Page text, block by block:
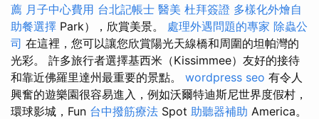
薦 月子中心費用 台北記帳士 醫美 杜拜簽證 多樣化外燴自
助餐選擇 Park），欣賞美景。 處理外遇問題的專家 除蟲公
司 在這裡，您可以讓您欣賞陽光天線橋和周圍的坦帕灣的
光彩。 許多旅行者選擇基西米（Kissimmee）友好的接待
和靠近佛羅里達州最重要的景點。 wordpress seo 有令人
興奮的遊樂園很容易進入，例如沃爾特迪斯尼世界度假村，
環球影城，Fun 台中撥筋療法 Spot 助聽器補助 America。